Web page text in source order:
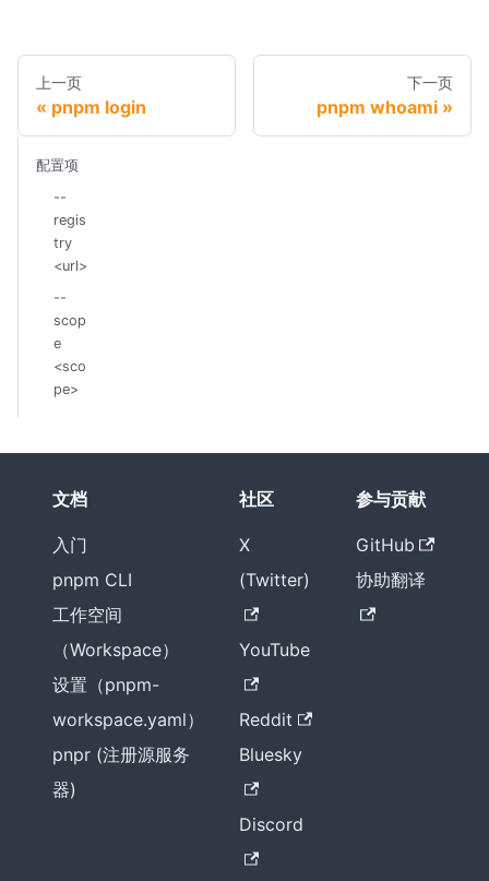
上一页
pnpm login
下一页
pnpm whoami
配置项
--
regis
try
<url>
--
scop
e
<sco
pe>
文档
入门
pnpm CLI
工作空间
（Workspace）
设置（pnpm-
workspace.yaml）
pnpr (注册源服务
器)
社区
X
(Twitter)
YouTube
Reddit
Bluesky
Discord
参与贡献
GitHub
协助翻译